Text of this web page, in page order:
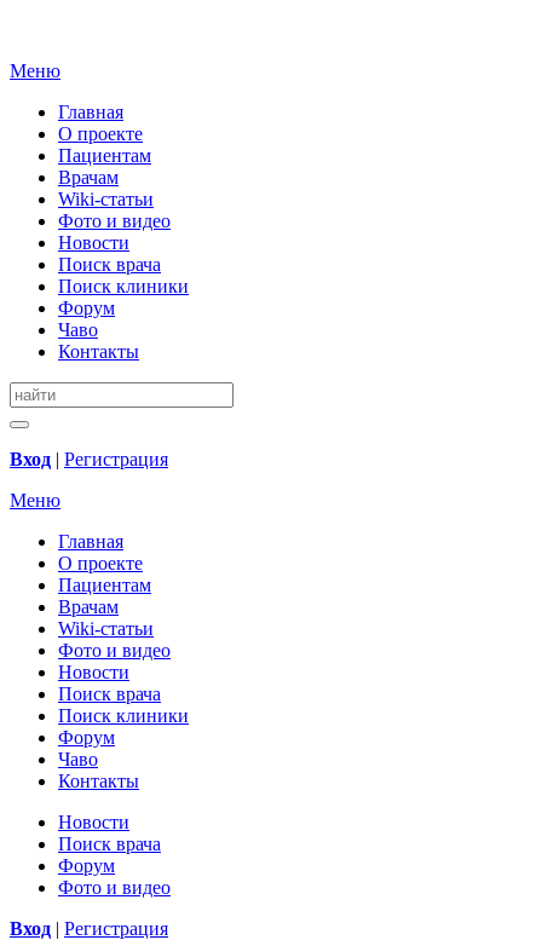
Меню
Главная
О проекте
Пациентам
Врачам
Wiki-статьи
Фото и видео
Новости
Поиск врача
Поиск клиники
Форум
Чаво
Контакты
Вход | Регистрация
Меню
Главная
О проекте
Пациентам
Врачам
Wiki-статьи
Фото и видео
Новости
Поиск врача
Поиск клиники
Форум
Чаво
Контакты
Новости
Поиск врача
Форум
Фото и видео
Вход | Регистрация